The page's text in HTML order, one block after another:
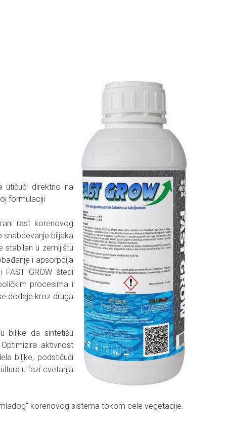
utičući direktno na
formulaciji
rast korenovog
snabdevanje biljaka
stabilan u zemljištu
i apsorpcija
GROW štedi
procesima i
dodaje kroz druga
biljke da sintetišu
aktivnost
biljke, podstičući
u fazi cvetanja
korenovog sistema tokom cele vegetacije.